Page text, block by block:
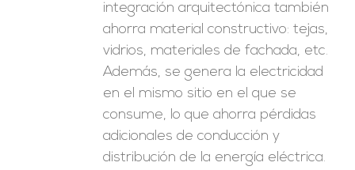
integración arquitectónica también
ahorra material constructivo: tejas,
vidrios, materiales de fachada, etc.
Además, se genera la electricidad
en el mismo sitio en el que se
consume, lo que ahorra pérdidas
adicionales de conducción y
distribución de la energía eléctrica.